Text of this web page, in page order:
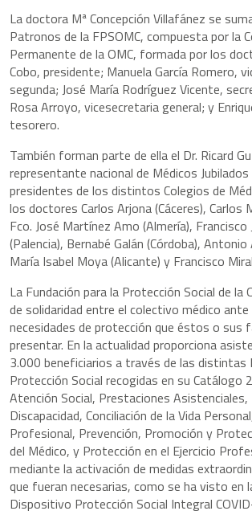
La doctora Mª Concepción Villafánez se
Patronos de la FPSOMC, compuesta por la
Permanente de la OMC, formada por los
Cobo, presidente; Manuela García Romero,
segunda; José María Rodríguez Vicente,
Rosa Arroyo, vicesecretaria general; y
tesorero.
También forman parte de ella el Dr. Ricard
representante nacional de Médicos Jubilados
presidentes de los distintos Colegios de
los doctores Carlos Arjona (Cáceres), Carlos
Fco. José Martínez Amo (Almería), Francisco
(Palencia), Bernabé Galán (Córdoba),
María Isabel Moya (Alicante) y Francisco
La Fundación para la Protección Social de la
de solidaridad entre el colectivo médico
necesidades de protección que éstos o sus
presentar. En la actualidad proporciona
3.000 beneficiarios a través de las distintas
Protección Social recogidas en su Catálogo
Atención Social, Prestaciones Asistenciales,
Discapacidad, Conciliación de la Vida
Profesional, Prevención, Promoción y
del Médico, y Protección en el Ejercicio
mediante la activación de medidas
que fueran necesarias, como se ha visto en
Dispositivo Protección Social Integral